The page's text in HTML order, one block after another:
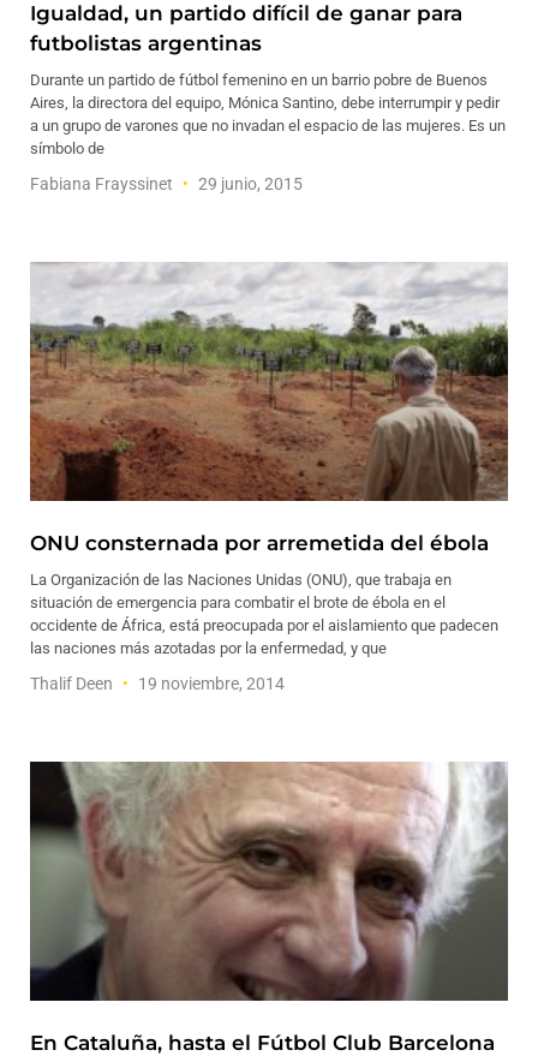
Igualdad, un partido difícil de ganar para
futbolistas argentinas
Durante un partido de fútbol femenino en un barrio pobre de Buenos
Aires, la directora del equipo, Mónica Santino, debe interrumpir y pedir
a un grupo de varones que no invadan el espacio de las mujeres. Es un
símbolo de
Fabiana Frayssinet 29 junio, 2015
ONU consternada por arremetida del ébola
La Organización de las Naciones Unidas (ONU), que trabaja en
situación de emergencia para combatir el brote de ébola en el
occidente de África, está preocupada por el aislamiento que padecen
las naciones más azotadas por la enfermedad, y que
Thalif Deen 19 noviembre, 2014
En Cataluña, hasta el Fútbol Club Barcelona